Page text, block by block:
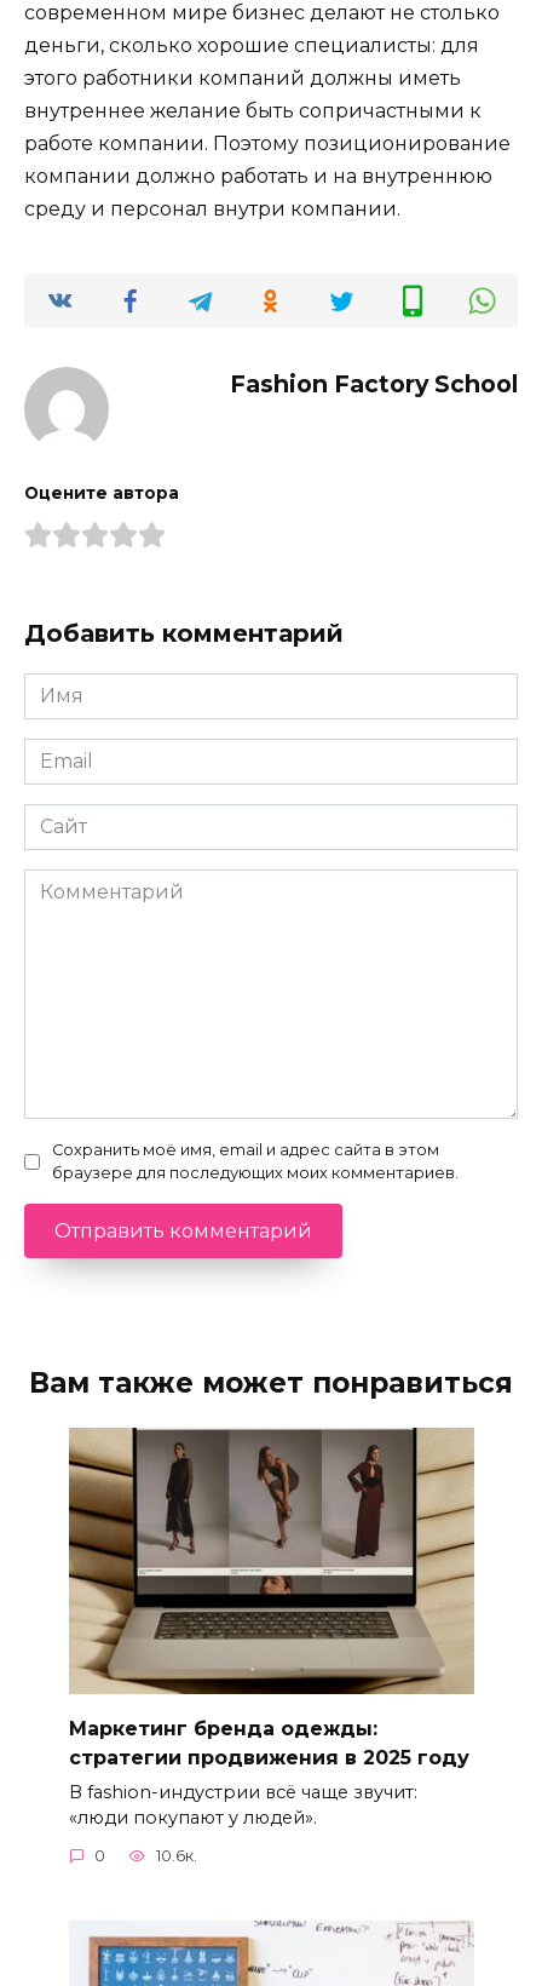
современном мире бизнес делают не столько
деньги, сколько хорошие специалисты: для
этого работники компаний должны иметь
внутреннее желание быть сопричастными к
работе компании. Поэтому позиционирование
компании должно работать и на внутреннюю
среду и персонал внутри компании.
Fashion Factory School
Оцените автора
Добавить комментарий
Имя
*
Email
*
Сайт
Комментарий
Сохранить моё имя, email и адрес сайта в этом
браузере для последующих моих комментариев.
Вам также может понравиться
Маркетинг бренда одежды:
стратегии продвижения в 2025 году
В fashion-индустрии всё чаще звучит:
«люди покупают у людей».
0 10.6к.